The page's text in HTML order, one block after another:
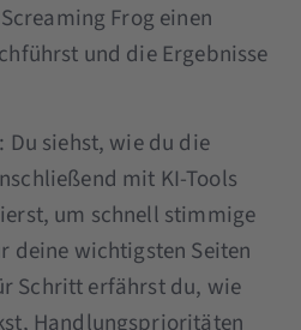
Frog einen
und die Ergebnisse
Du siehst, wie du die
mit KI-Tools
um schnell stimmige
deine wichtigsten Seiten
Schritt erfährst du, wie
Handlungsprioritäten